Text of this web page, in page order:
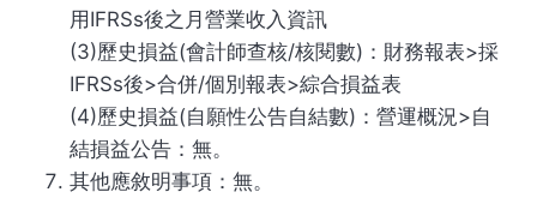
用IFRSs後之月營業收入資訊
(3)歷史損益(會計師查核/核閱數)：財務報表>採
IFRSs後>合併/個別報表>綜合損益表
(4)歷史損益(自願性公告自結數)：營運概況>自
結損益公告：無。
其他應敘明事項：無。